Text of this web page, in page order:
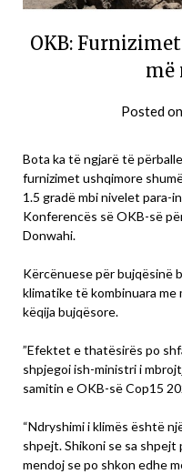
OKB:
më
Posted on
Bota ka të ngjarë të
furnizimet ushqimore
1.5 gradë mbi nivelet para-
Konferencës së OKB-së
Donwahi.
Kërcënuese për bujqësinë
klimatike të kombinuara
këqija bujqësore.
”Efektet e thatësirës po
shpjegoi ish-ministri i
samitin e OKB-së Cop15
“Ndryshimi i klimës është
shpejt. Shikoni se sa shpejt
mendoj se po shkon edhe